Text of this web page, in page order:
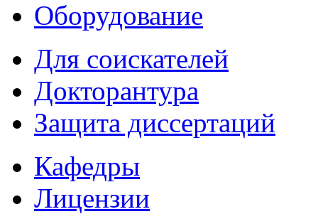
Оборудование
Для соискателей
Докторантура
Защита диссертаций
Кафедры
Лицензии